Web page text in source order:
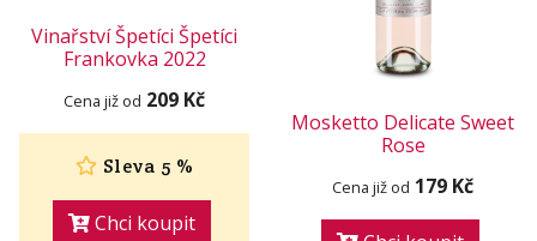
Vinařství Špetíci Špetíci
Frankovka 2022
Cena již od 209 Kč
Sleva 5 %
Chci koupit
Mosketto Delicate Sweet
Rose
Cena již od 179 Kč